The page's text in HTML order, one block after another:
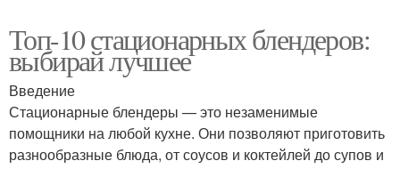
Топ-10 стационарных блендеров:
выбирай лучшее
Введение
Стационарные блендеры — это незаменимые
помощники на любой кухне. Они позволяют приготовить
разнообразные блюда, от соусов и коктейлей до супов и